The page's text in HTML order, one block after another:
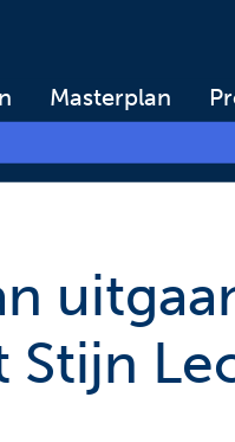
Masterplan
Stijn